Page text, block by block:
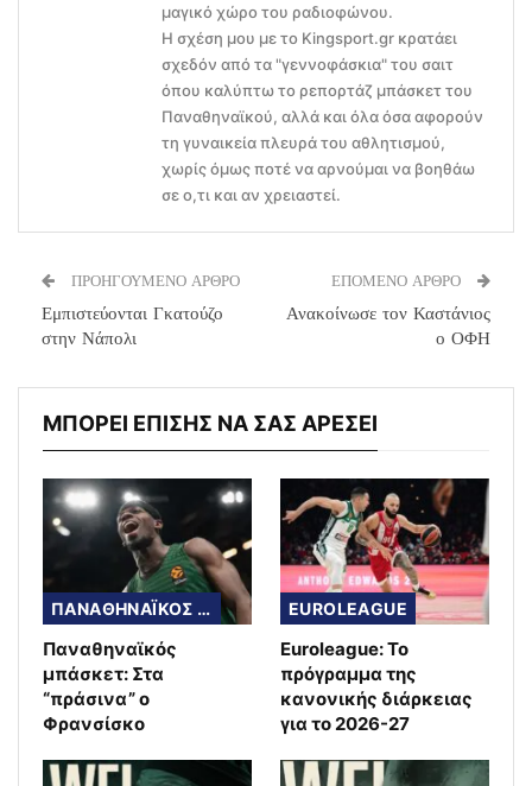
μαγικό χώρο του ραδιοφώνου.
Η σχέση μου με το Kingsport.gr κρατάει
σχεδόν από τα "γεννοφάσκια" του σαιτ
όπου καλύπτω το ρεπορτάζ μπάσκετ του
Παναθηναϊκού, αλλά και όλα όσα αφορούν
τη γυναικεία πλευρά του αθλητισμού,
χωρίς όμως ποτέ να αρνούμαι να βοηθάω
σε ο,τι και αν χρειαστεί.
ΠΡΟΗΓΟΥΜΕΝΟ ΑΡΘΡΟ
Εμπιστεύονται Γκατούζο
στην Νάπολι
ΕΠΟΜΕΝΟ ΑΡΘΡΟ
Ανακοίνωσε τον Καστάνιος
ο ΟΦΗ
ΜΠΟΡΕΙ ΕΠΙΣΗΣ ΝΑ ΣΑΣ ΑΡΕΣΕΙ
ΠΑΝΑΘΗΝΑΪΚΟΣ ΜΠΑΣΚΕΤ
Παναθηναϊκός
μπάσκετ: Στα
“πράσινα” ο
Φρανσίσκο
EUROLEAGUE
Euroleague: Το
πρόγραμμα της
κανονικής διάρκειας
για το 2026-27